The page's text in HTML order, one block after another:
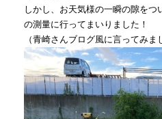
しかし、お天気様の一瞬の隙を
の測量に行ってまいりました！
（青崎さんブログ風に言ってみま